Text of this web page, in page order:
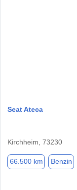
Seat Ateca
Kirchheim, 73230
66.500 km Benzin